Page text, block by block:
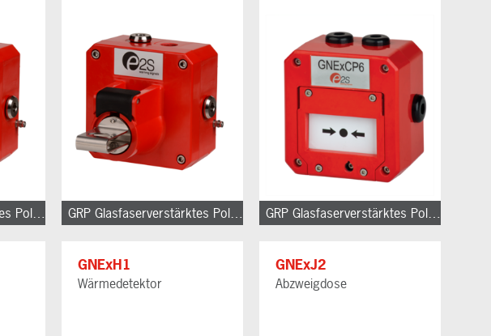
GRP Glasfaserverstärktes Polyester GRP Glasfaserverstärktes Polyester GRP Glasfaserverstärktes Polyester
GNExH1
Wärmedetektor
GNExJ2
Abzweigdose